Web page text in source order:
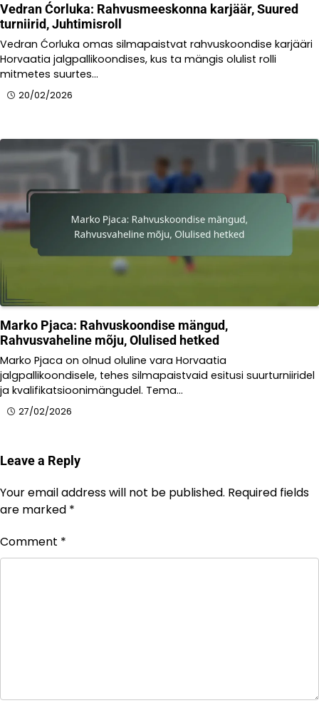
Vedran Ćorluka: Rahvusmeeskonna karjäär, Suured
turniirid, Juhtimisroll
Vedran Ćorluka omas silmapaistvat rahvuskoondise karjääri
Horvaatia jalgpallikoondises, kus ta mängis olulist rolli
mitmetes suurtes…
20/02/2026
Marko Pjaca: Rahvuskoondise mängud,
Rahvusvaheline mõju, Olulised hetked
Marko Pjaca on olnud oluline vara Horvaatia
jalgpallikoondisele, tehes silmapaistvaid esitusi suurturniiridel
ja kvalifikatsioonimängudel. Tema…
27/02/2026
Leave a Reply
Your email address will not be published. Required fields
are marked *
Comment *